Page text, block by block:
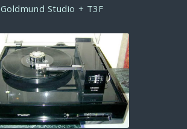
Goldmund Studio + T3F